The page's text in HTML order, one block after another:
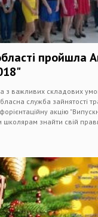
пройшла
з важливих складових
служба зайнятості
акцію
знайти свій